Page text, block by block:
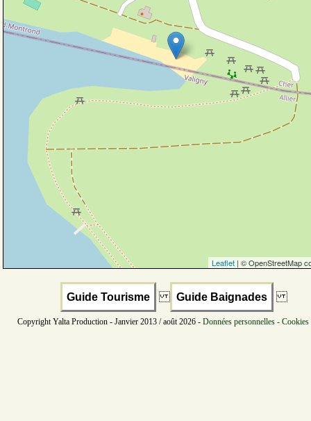
Leaflet | © OpenStreetMap
Guide Tourisme Guide Baignades
Copyright Yalta Production - Janvier 2013 / août 2026 - Données personnelles -